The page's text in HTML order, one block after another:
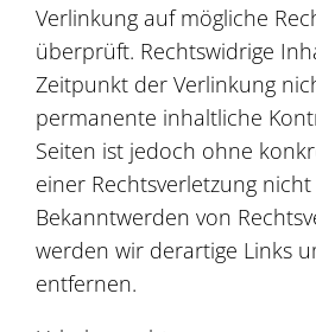
Verlinkung auf mögliche
überprüft. Rechtswidrige
Zeitpunkt der Verlinkung
permanente inhaltliche
Seiten ist jedoch ohne
einer Rechtsverletzung
Bekanntwerden von
werden wir derartige Links
entfernen.